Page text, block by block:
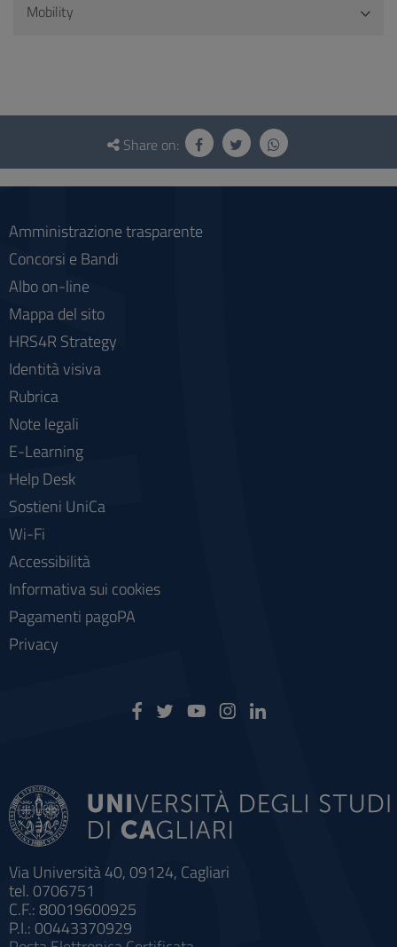
Mobility
Questionnaire
social
Share on:
Via Università 40, 09124, Cagliari
tel. 0706751
C.F.: 80019600925
P.I.: 00443370929
Amministrazione trasparente
Concorsi e Bandi
Albo on-line
Mappa del sito
HRS4R Strategy
Identità visiva
Rubrica
Note legali
E-Learning
Help Desk
Sostieni UniCa
Wi-Fi
Accessibilità
Informativa sui cookies
Pagamenti pagoPA
Privacy